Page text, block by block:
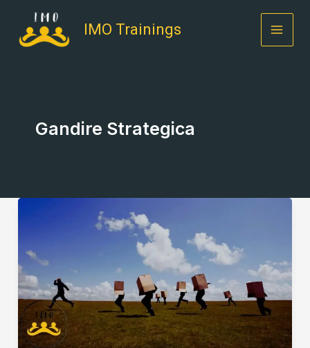
content
IMO Trainings
Gandire Strategica